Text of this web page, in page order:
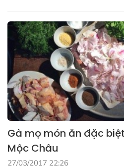
Gà mọ món ăn đặc
Mộc Châu
27/03/2017 22:26